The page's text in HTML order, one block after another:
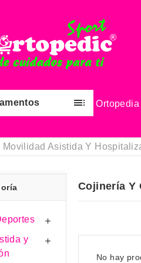

Movilidad Asistida Y

y

Cojinería Y
No hay